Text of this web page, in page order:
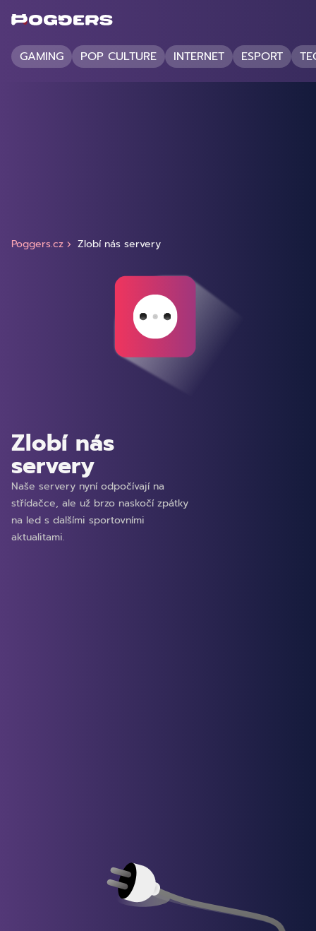
GAMING POP CULTURE INTERNET ESPORT
Poggers.cz Zlobí nás servery
Zlobí nás
servery
Naše servery nyní odpočívají na
střídačce, ale už brzo naskočí zpátky
na led s dalšími sportovními
aktualitami.